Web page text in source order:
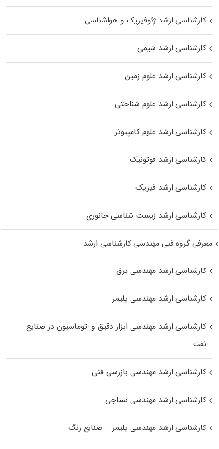
کارشناسی ارشد ژئوفیزیک و هواشناسی
کارشناسی ارشد شیمی
کارشناسی ارشد علوم زمین
کارشناسی ارشد علوم شناختی
کارشناسی ارشد علوم کامپیوتر
کارشناسی ارشد فوتونیک
کارشناسی ارشد فیزیک
کارشناسی ارشد زیست‌ شناسی جانوری
معرفی گروه فنی مهندسی کارشناسی ارشد
کارشناسی ارشد مهندسی برق
کارشناسی ارشد مهندسی پلیمر
کارشناسی ارشد مهندسی ابزار دقیق و اتوماسیون در صنایع
نفت
کارشناسی ارشد مهندسی بازرسی فنی
کارشناسی ارشد مهندسی نساجی
کارشناسی ارشد مهندسی پلیمر – صنایع رنگ